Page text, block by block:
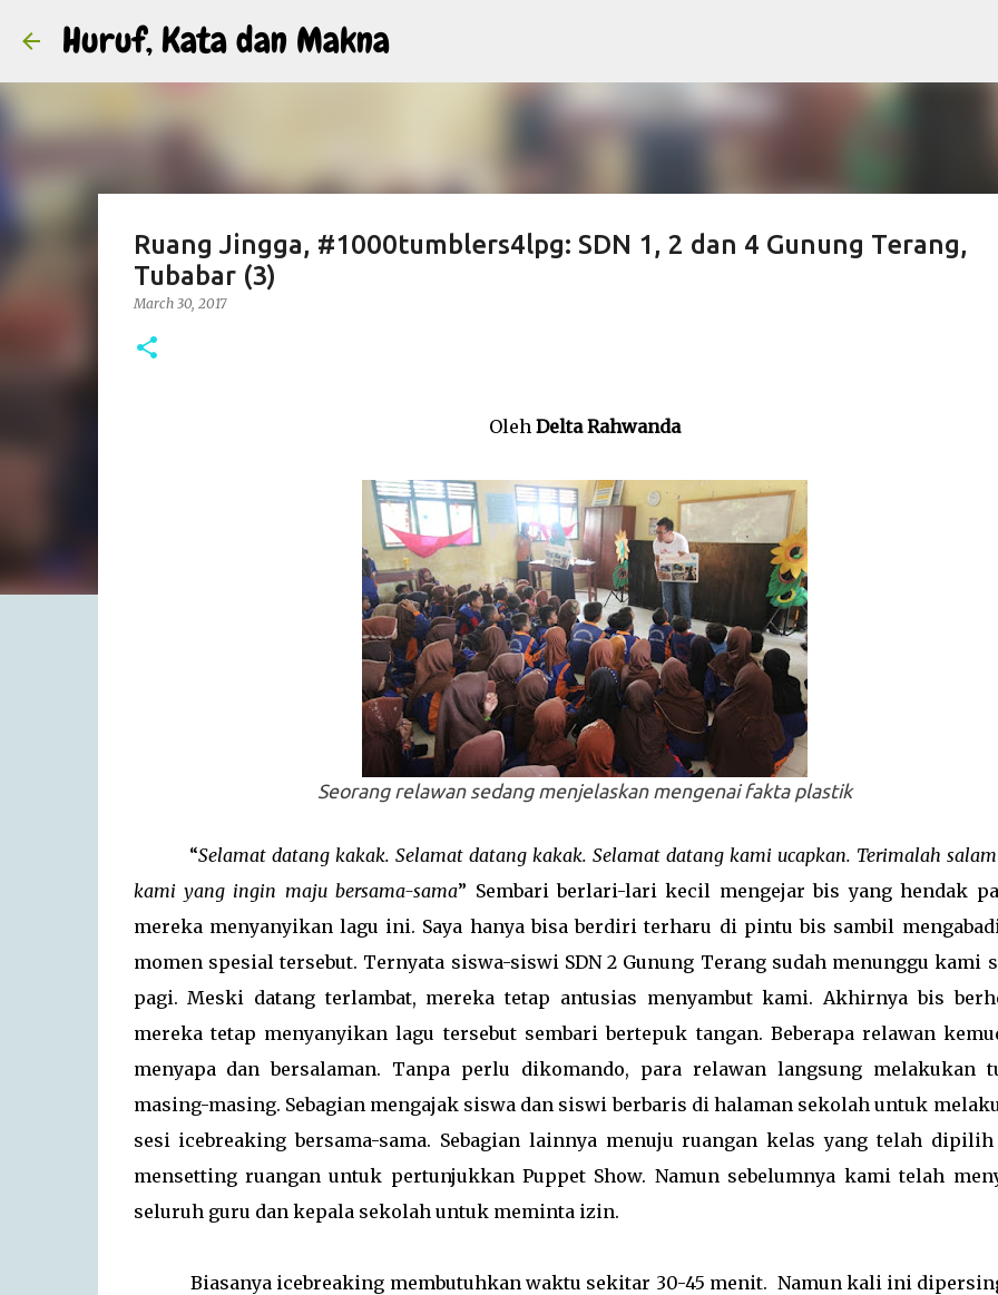
Huruf, Kata dan Makna
Ruang Jingga, #1000tumblers4lpg: SDN 1, 2 dan 4 Gunung Terang,
Tubabar (3)
March 30, 2017
Oleh Delta Rahwanda
Seorang relawan sedang menjelaskan mengenai fakta plastik
“Selamat datang kakak. Selamat datang kakak. Selamat datang kami ucapkan. Terimalah
kami yang ingin maju bersama-sama” Sembari berlari-lari kecil mengejar bis yang hendak
mereka menyanyikan lagu ini. Saya hanya bisa berdiri terharu di pintu bis sambil
momen spesial tersebut. Ternyata siswa-siswi SDN 2 Gunung Terang sudah menunggu kami
pagi. Meski datang terlambat, mereka tetap antusias menyambut kami. Akhirnya bis
mereka tetap menyanyikan lagu tersebut sembari bertepuk tangan. Beberapa relawan
menyapa dan bersalaman. Tanpa perlu dikomando, para relawan langsung melakukan
masing-masing. Sebagian mengajak siswa dan siswi berbaris di halaman sekolah untuk
sesi icebreaking bersama-sama. Sebagian lainnya menuju ruangan kelas yang telah dipilih
mensetting ruangan untuk pertunjukkan Puppet Show. Namun sebelumnya kami telah
seluruh guru dan kepala sekolah untuk meminta izin.
Biasanya icebreaking membutuhkan waktu sekitar 30-45 menit. Namun kali ini